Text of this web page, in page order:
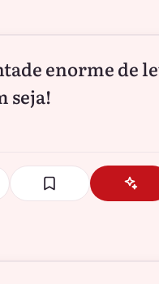
enorme de
seja!